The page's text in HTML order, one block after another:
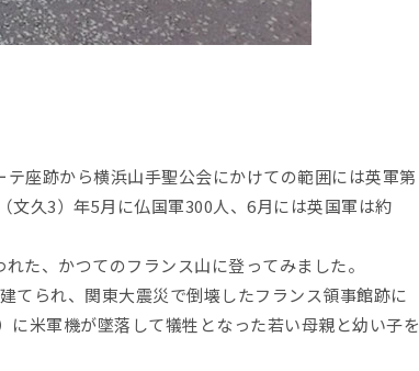
座跡から横浜山手聖公会にかけての範囲には英軍第
文久3）年5月に仏国軍300人、6月には英国軍は約
た、かつてのフランス山に登ってみました。
てられ、関東大震災で倒壊したフランス領事館跡に
米軍機が墜落して犠牲となった若い母親と幼い子を